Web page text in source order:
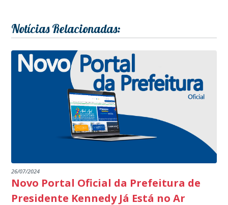
Notícias Relacionadas:
26/07/2024
Novo Portal Oficial da Prefeitura de
Presidente Kennedy Já Está no Ar